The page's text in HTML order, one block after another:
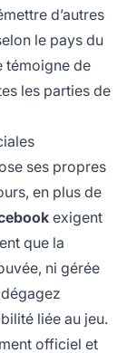
d’autres
le pays du
témoigne de
les parties de
ses propres
en plus de
exigent
que la
ni gérée
liée au jeu.
officiel et